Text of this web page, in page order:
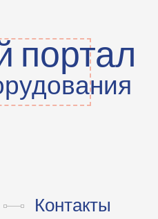
портал
Контакты